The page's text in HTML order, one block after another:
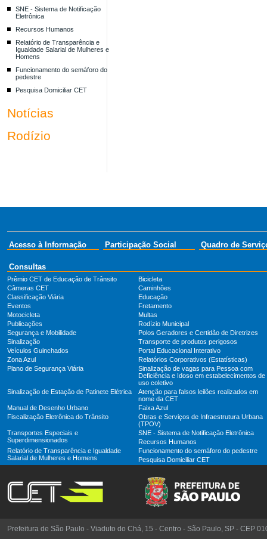
SNE - Sistema de Notificação
Eletrônica
Recursos Humanos
Relatório de Transparência e
Igualdade Salarial de Mulheres e
Homens
Funcionamento do semáforo do
pedestre
Pesquisa Domiciliar CET
Notícias
Rodízio
Acesso à Informação Participação Social Quadro de
Consultas
Prêmio CET de Educação de Trânsito
Bicicleta
Câmeras CET
Caminhões
Classificação Viária
Educação
Eventos
Fretamento
Motocicleta
Multas
Publicações
Rodízio Municipal
Segurança e Mobilidade
Polos Geradores e Certidão de Diretrizes
Sinalização
Transporte de produtos perigosos
Veículos Guinchados
Portal Educacional Interativo
Zona Azul
Relatórios Corporativos (Estatísticas)
Plano de Segurança Viária
Sinalização de vagas para Pessoa com
Deficiência e Idoso em estabelecimentos de
uso coletivo
Sinalização de Estação de Patinete Elétrica
Atenção para falsos leilões realizados em
nome da CET
Manual de Desenho Urbano
Faixa Azul
Fiscalização Eletrônica do Trânsito
Obras e Serviços de Infraestrutura Urbana
(TPOV)
Transportes Especiais e
Superdimensionados
SNE - Sistema de Notificação Eletrônica
Recursos Humanos
Relatório de Transparência e Igualdade
Salarial de Mulheres e Homens
Funcionamento do semáforo do pedestre
Pesquisa Domiciliar CET
Prefeitura de São Paulo - Viaduto do Chá, 15 - Centro - São Paulo, SP - CEP